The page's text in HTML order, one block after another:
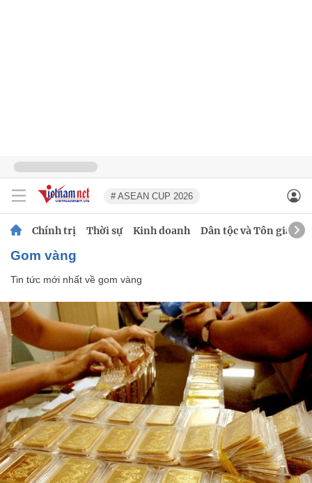
# ASEAN CUP 2026
Chính trị Thời sự Kinh doanh Dân tộc và Tôn giáo
gom vàng
Tin tức mới nhất về gom vàng